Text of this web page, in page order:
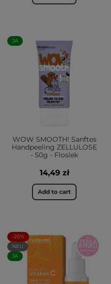
JA
WOW SMOOTH! Sanftes
Handpeeling ZELLULOSE
- 50g - Floslek
14,49 zł
Add to cart
-20%
NEU
JA